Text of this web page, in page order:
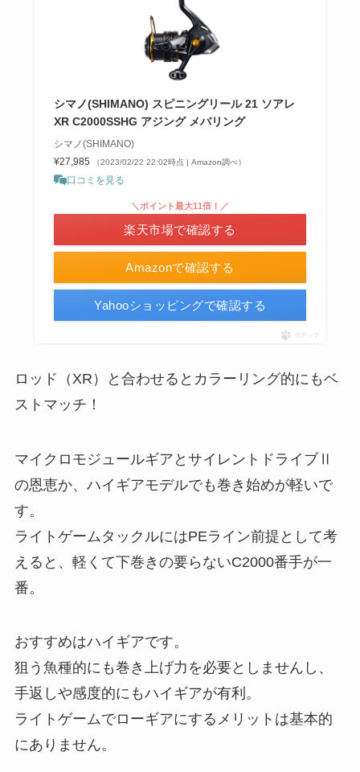
シマノ(SHIMANO) スピニングリール 21 ソアレ
XR C2000SSHG アジング メバリング
シマノ(SHIMANO)
¥27,985
（2023/02/22 22:02時点 | Amazon調べ）
口コミを見る
Amazonで確認する
＼ポイント最大11倍！／
楽天市場で確認する
Yahooショッピングで確認する
ポチップ
ロッド（XR）と合わせるとカラーリング的にもベ
ストマッチ！
マイクロモジュールギアとサイレントドライブⅡ
の恩恵か、ハイギアモデルでも巻き始めが軽いで
す。
ライトゲームタックルにはPEライン前提として考
えると、軽くて下巻きの要らないC2000番手が一
番。
おすすめはハイギアです。
狙う魚種的にも巻き上げ力を必要としませんし、
手返しや感度的にもハイギアが有利。
ライトゲームでローギアにするメリットは基本的
にありません。